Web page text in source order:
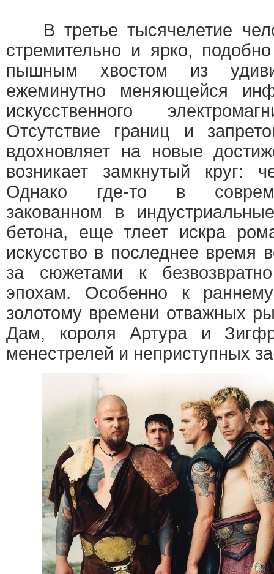
В третье тысячелетие
стремительно и ярко,
пышным хвостом из
ежеминутно меняющейся
искусственного
Отсутствие границ и
вдохновляет на новые
возникает замкнутый круг:
Однако где-то в
закованном в
бетона, еще тлеет искра
искусство в последнее время
за сюжетами к
эпохам. Особенно к
золотому времени отважных
Дам, короля Артура и
менестрелей и неприступных